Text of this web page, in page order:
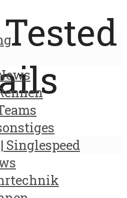
Singlespeed